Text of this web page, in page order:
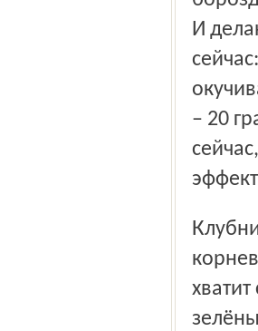
И
– 20
Клубнику также срочно подкармливайте – у неё слабая